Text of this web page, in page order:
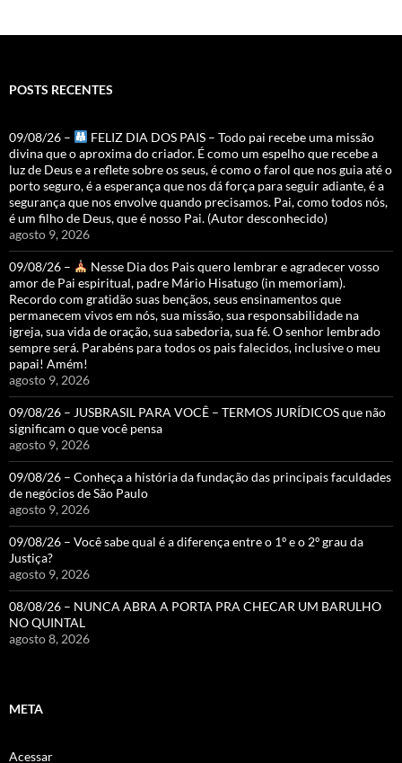
POSTS RECENTES
09/08/26 –
FELIZ DIA DOS PAIS – Todo pai recebe uma missão
divina que o aproxima do criador. É como um espelho que recebe a
luz de Deus e a reflete sobre os seus, é como o farol que nos guia até o
porto seguro, é a esperança que nos dá força para seguir adiante, é a
segurança que nos envolve quando precisamos. Pai, como todos nós,
é um filho de Deus, que é nosso Pai. (Autor desconhecido)
agosto 9, 2026
09/08/26 –
Nesse Dia dos Pais quero lembrar e agradecer vosso
amor de Pai espiritual, padre Mário Hisatugo (in memoriam).
Recordo com gratidão suas bençãos, seus ensinamentos que
permanecem vivos em nós, sua missão, sua responsabilidade na
igreja, sua vida de oração, sua sabedoria, sua fé. O senhor lembrado
sempre será. Parabéns para todos os pais falecidos, inclusive o meu
papai! Amém!
agosto 9, 2026
09/08/26 – JUSBRASIL PARA VOCÊ – TERMOS JURÍDICOS que não
significam o que você pensa
agosto 9, 2026
09/08/26 – Conheça a história da fundação das principais faculdades
de negócios de São Paulo
agosto 9, 2026
09/08/26 – Você sabe qual é a diferença entre o 1º e o 2º grau da
Justiça?
agosto 9, 2026
08/08/26 – NUNCA ABRA A PORTA PRA CHECAR UM BARULHO
NO QUINTAL
agosto 8, 2026
META
Acessar